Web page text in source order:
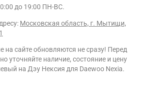
до 19:00 ПН-ВС.
Московская область, г. Мытищи,
на сайте обновляются не сразу! Перед
уточняйте наличие, состояние и цену
на Дэу Нексия для Daewoo Nexia.